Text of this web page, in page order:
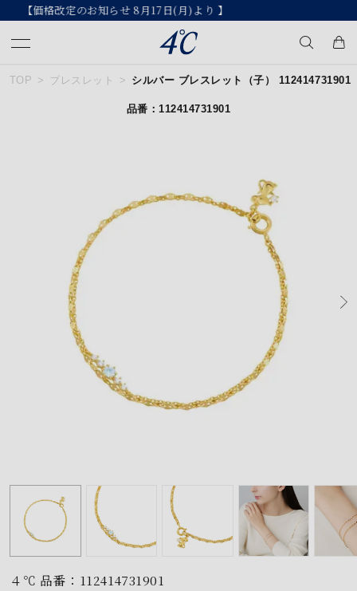
【2026 Summer Collection】発売中
キーワードで検索する
#ハーフエタニティリング
#メンズ ネックレス
カテゴリー すべてのジュエリー
誕生石
モチーフ
TOP ブレスレット シルバー ブレスレット（子） 112414731901
品番：112414731901
４℃ 品番：112414731901